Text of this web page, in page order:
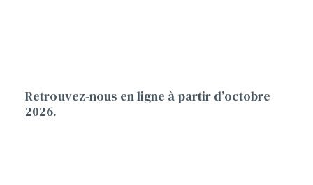
Retrouvez-nous en ligne à partir d’octobre
2026.